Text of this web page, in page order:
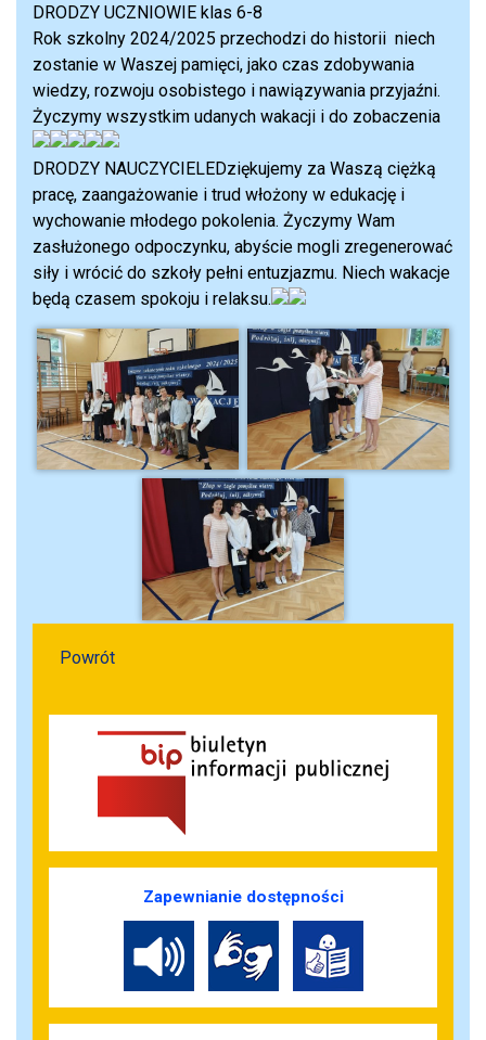
DRODZY UCZNIOWIE klas 6-8
Rok szkolny 2024/2025 przechodzi do historii niech
zostanie w Waszej pamięci, jako czas zdobywania
wiedzy, rozwoju osobistego i nawiązywania przyjaźni.
Życzymy wszystkim udanych wakacji i do zobaczenia
DRODZY NAUCZYCIELEDziękujemy za Waszą ciężką
pracę, zaangażowanie i trud włożony w edukację i
wychowanie młodego pokolenia. Życzymy Wam
zasłużonego odpoczynku, abyście mogli zregenerować
siły i wrócić do szkoły pełni entuzjazmu. Niech wakacje
będą czasem spokoju i relaksu.
Powrót
Zapewnianie dostępności